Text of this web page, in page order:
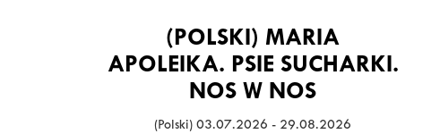
(POLSKI) MARIA
APOLEIKA. PSIE SUCHARKI.
NOS W NOS
(Polski) 03.07.2026 - 29.08.2026